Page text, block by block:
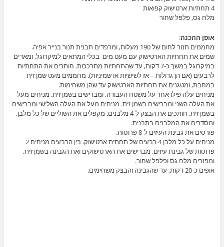
4 תחתיות ארטישוק קפואות
מלח גס, פלפל שחור
אופן ההכנה:
מחממים תנור לחום של 190 מעלות, ומרפדים תבנית תנור בנייר אפיה.
שמים את תחתיות הארטישוק עם מעט מים בכלי המתאים למיקרוגל, ומאדים
במיקרוגל במשך כ-7 דקות, עד שהתחתיות מתרככות. חותכים את התחתיות
לרבעים (אם הן גדולות – אז לשישיות או שמיניות). מחממים מעט שמן זית
במחבת, ומטגנים את תחתיות הארטישוק עד שהן משחימות.
מניחים עלה פילו אחד על משטח העבודה, ומברישים בשמן זית. מניחים מעל
את העלה השני ומברישים בשמן זית. מניחים מעל את העלה השלישי ומברישים
בשמן זית. חותכים את הבצק ל-4 מלבנים. מקפלים את השוליים של כל מלבן,
ומסדרים את המלבנים בתבנית.
פורסים את גבינת העיזים ל-8 פרוסות.
מניחים על כל מלבן 4 רבעים של תחתית ארטישוק. בין הרבעים מניחים 2
פרוסות של גבינת עיזים. מברישים את הארטישוקים ואת הגבינה בשמן זית,
ומפזרים מלח גס ופלפל שחור.
אופים כ-20 דקות, עד שהגבינה והבצק משחימים.